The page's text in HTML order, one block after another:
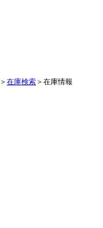
＞ 在庫検索 ＞在庫情報